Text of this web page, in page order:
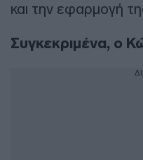
και την εφαρμογή
Συγκεκριμένα, ο